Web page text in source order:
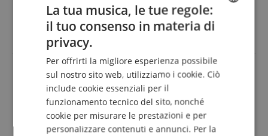
Realizza le tue idee di design
Lunga durata delle lampade
19,90 €
IVA.incl. +spedizione (IT)
ENGLISH
ITALIAN
SPANISH
La tua musica, le tue regole:
il tuo consenso in materia di
privacy.
Per offrirti la migliore esperienza possibile
sul nostro sito web, utilizziamo i cookie. Ciò
include cookie essenziali per il
funzionamento tecnico del sito, nonché
cookie per misurare le prestazioni e per
personalizzare contenuti e annunci. Per la